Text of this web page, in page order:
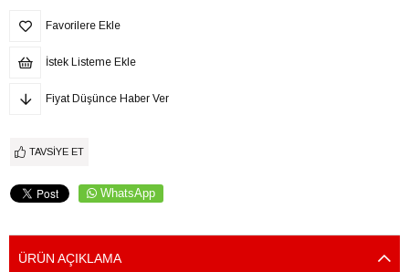
Favorilere Ekle
İstek Listeme Ekle
Fiyat Düşünce Haber Ver
TAVSIYE ET
WhatsApp
ÜRÜN AÇIKLAMA